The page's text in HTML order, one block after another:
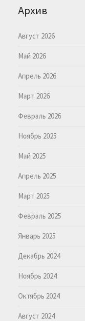
Архив
Август 2026
Май 2026
Апрель 2026
Март 2026
Февраль 2026
Ноябрь 2025
Май 2025
Апрель 2025
Март 2025
Февраль 2025
Январь 2025
Декабрь 2024
Ноябрь 2024
Октябрь 2024
Август 2024